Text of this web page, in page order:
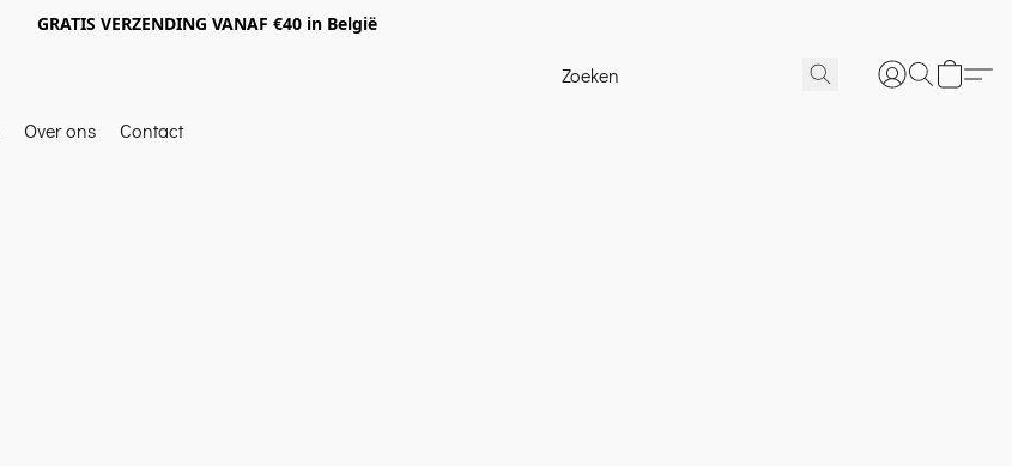
GRATIS VERZENDING VANAF €40 in België
Over ons Contact